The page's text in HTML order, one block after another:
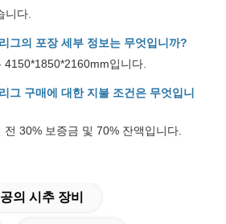
니다.
그의 포장 세부 정보는 무엇입니까?
입니다.
그 구매에 대한 지불 조건은 무엇입니
30% 보증금 및 70% 잔액입니다.
의 시추 장비